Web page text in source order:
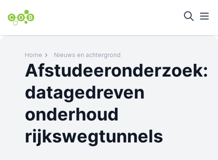
Home Nieuws en achtergrond
Afstudeeronderzoek:
datagedreven
onderhoud
rijkswegtunnels